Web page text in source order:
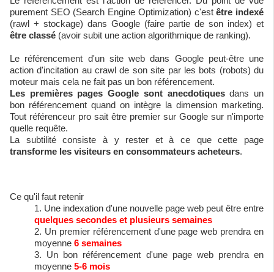
purement SEO (Search Engine Optimization) c'estêtre indexé
(rawl + stockage) dans Google (faire partie de son index) et
être classé (avoir subit une action algorithmique de ranking).
Le référencement d'un site web dans Google peut-être une
action d'incitation au crawl de son site par les bots (robots) du
moteur mais cela ne fait pas un bon référencement.
Les premières pages Google sont anecdotiquesdans un
bon référencement quand on intègre la dimension marketing.
Tout référenceur pro sait être premier sur Google sur n'importe
quelle requête.
La subtilité consiste à y rester et à ce que cette page
transforme les visiteurs en consommateurs acheteurs.
Ce qu'il faut retenir
Une indexation d'une nouvelle page web peut être entre
quelques secondes et plusieurs semaines
Un premier référencement d'une page web prendra en
moyenne 6 semaines
Un bon référencement d'une page web prendra en
moyenne 5-6 mois